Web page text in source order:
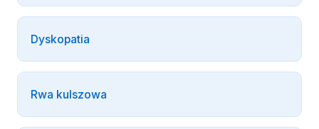
Dyskopatia
Rwa kulszowa